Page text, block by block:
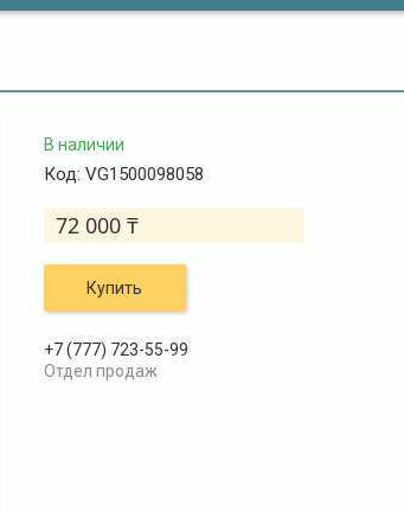
В наличии
Код: VG1500098058
72 000 ₸
Купить
+7 (777) 723-55-99
Отдел продаж